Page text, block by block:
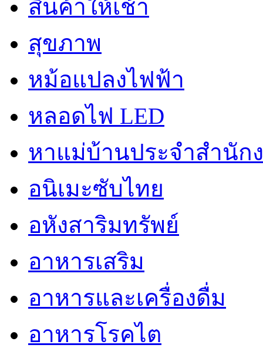
สินค้าให้เช้า
สุขภาพ
หม้อแปลงไฟฟ้า
หลอดไฟ LED
หาแม่บ้านประจำสำนัก
อนิเมะซับไทย
อหังสาริมทรัพย์
อาหารเสริม
อาหารและเครื่องดื่ม
อาหารโรคไต